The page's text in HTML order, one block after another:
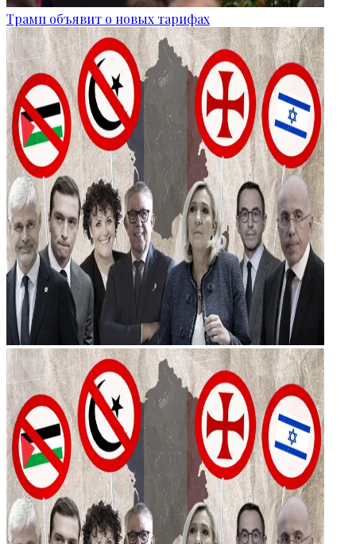
Трамп объявит о новых тарифах